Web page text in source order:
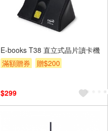
E-books T38 直立式晶片讀卡機
滿額贈券
贈$200
$299